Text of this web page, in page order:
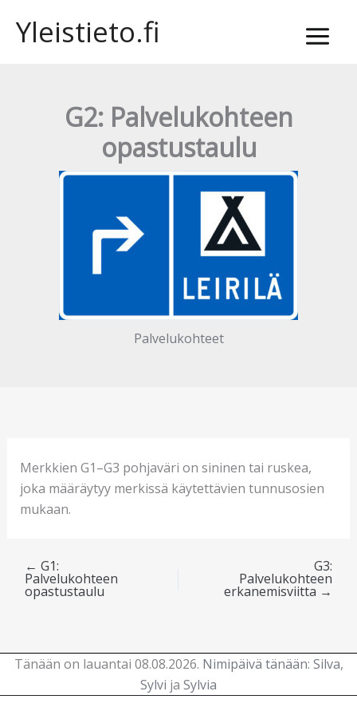
sisältöön
Yleistieto.fi
G2: Palvelukohteen
opastustaulu
Palvelukohteet
Merkkien G1–G3 pohjaväri on sininen tai ruskea,
joka määräytyy merkissä käytettävien tunnusosien
mukaan.
← G1:
Palvelukohteen
opastustaulu
G3:
Palvelukohteen
erkanemisviitta →
Tänään on lauantai 08.08.2026. Nimipäivä tänään: Silva,
Sylvi ja Sylvia